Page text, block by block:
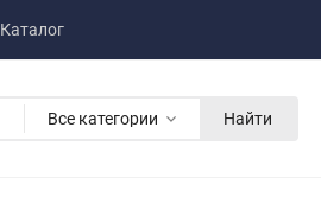
Каталог
Все категории Найти